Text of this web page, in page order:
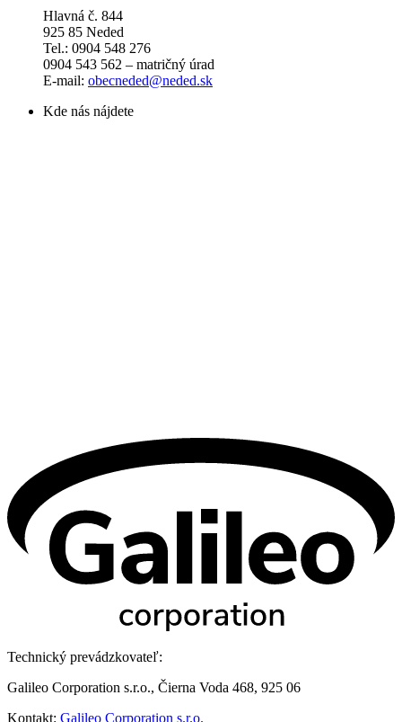
Hlavná č. 844
925 85 Neded
Tel.: 0904 548 276
0904 543 562 – matričný úrad
E-mail: obecneded@neded.sk
Kde nás nájdete
Technický prevádzkovateľ:
Galileo Corporation s.r.o., Čierna Voda 468, 925 06
Kontakt: Galileo Corporation s.r.o.